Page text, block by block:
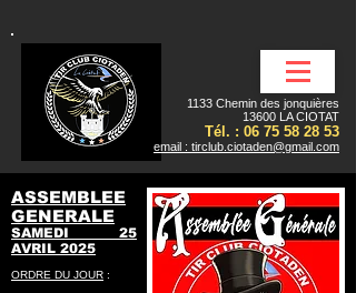
1133 Chemin des jonquières
13600 LA CIOTAT
Tél. : 06 75 58 28 53
email : tirclub.ciotaden@gmail.com
ASSEMBLEE
GENERALE
SAMEDI 25
AVRIL 2025
ORDRE DU JOUR :